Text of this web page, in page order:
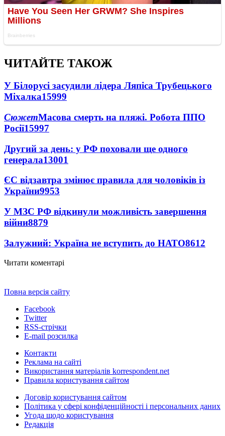
ЧИТАЙТЕ ТАКОЖ
У Білорусі засудили лідера Ляпіса Трубецького
Міхалка15999
СюжетМасова смерть на пляжі. Робота ППО
Росії15997
Другий за день: у РФ поховали ще одного
генерала13001
ЄС відзавтра змінює правила для чоловіків із
України9953
У МЗС РФ відкинули можливість завершення
війни8879
Залужний: Україна не вступить до НАТО8612
Читати коментарі
Повна версія сайту
Facebook
Twitter
RSS-стрічки
E-mail розсилка
Контакти
Реклама на сайті
Використання матеріалів korrespondent.net
Правила користування сайтом
Договір користування сайтом
Політика у сфері конфіденційності і персональних даних
Угода щодо користування
Редакція